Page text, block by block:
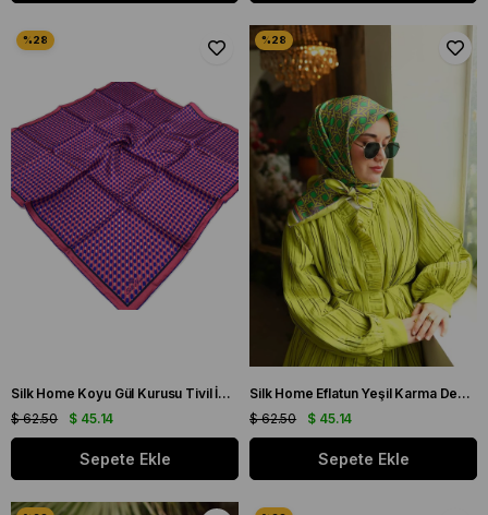
Silk Home Koyu Gül Kurusu Tivil İpek Eşarp 11418-10
$ 45.14
$ 62.50
Sepete Ekle
Silk Home Eflatun Yeşil Karma Desen Tivil İpek Eşarp 11424-63
$ 45.14
$ 62.50
Sepete Ekle